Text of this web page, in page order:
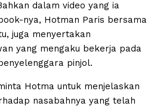
dalam video yang ia
nya, Hotman Paris bersama
juga menyertakan
yang mengaku bekerja pada
pinjol.
Hotma untuk menjelaskan
nasabahnya yang telah